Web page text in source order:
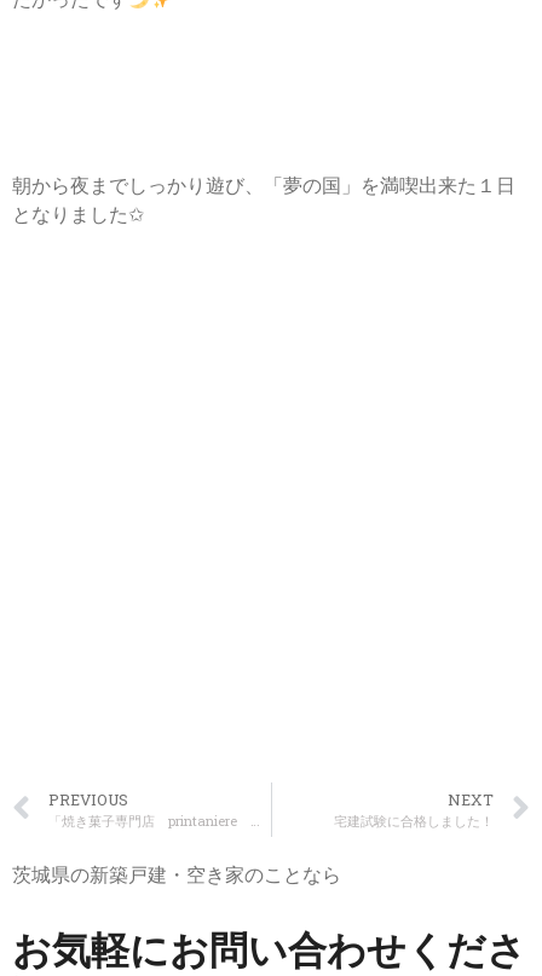
朝から夜までしっかり遊び、「夢の国」を満喫出来た１日
となりました✩
PREVIOUS NEXT
宅建試験に合格しました！
茨城県の新築戸建・空き家のことなら
お気軽にお問い合わせくださ